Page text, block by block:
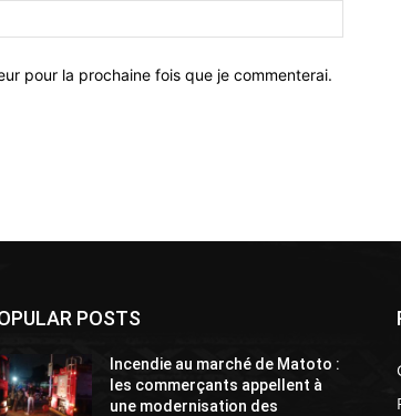
pour la prochaine fois que je commenterai.
POSTS
Incendie au marché de Matoto :
les commerçants appellent à
une modernisation des